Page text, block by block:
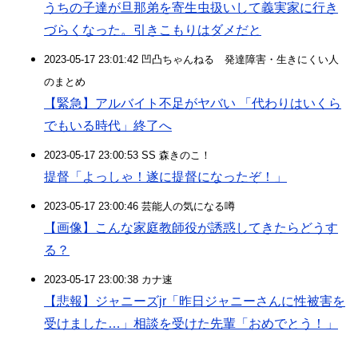
うちの子達が旦那弟を寄生虫扱いして義実家に行き
づらくなった。引きこもりはダメだと
2023-05-17 23:01:42 凹凸ちゃんねる 発達障害・生きにくい人
のまとめ
【緊急】アルバイト不足がヤバい 「代わりはいくら
でもいる時代」終了へ
2023-05-17 23:00:53 SS 森きのこ！
提督「よっしゃ！遂に提督になったぞ！」
2023-05-17 23:00:46 芸能人の気になる噂
【画像】こんな家庭教師役が誘惑してきたらどうす
る？
2023-05-17 23:00:38 カナ速
【悲報】ジャニーズjr「昨日ジャニーさんに性被害を
受けました…」相談を受けた先輩「おめでとう！」